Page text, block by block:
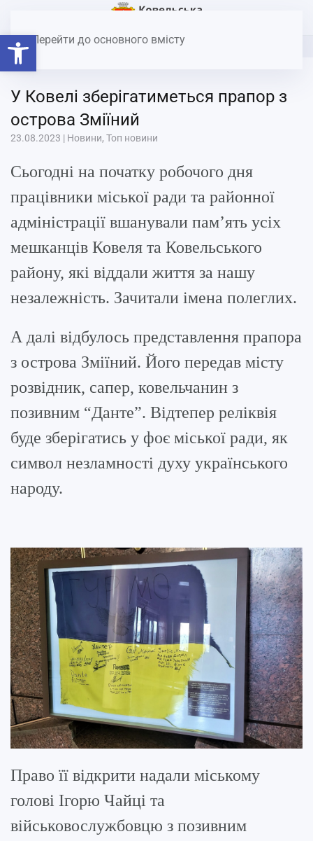
Відкрити Панель інструментів
Перейти до основного вмісту
острова Зміїний
У Ковелі зберігатиметься прапор з
острова Зміїний
23.08.2023 | Новини, Топ новини
Сьогодні на початку робочого дня
працівники міської ради та районної
адміністрації вшанували пам’ять усіх
мешканців Ковеля та Ковельського
району, які віддали життя за нашу
незалежність. Зачитали імена полеглих.
А далі відбулось представлення прапора
з острова Зміїний. Його передав місту
розвідник, сапер, ковельчанин з
позивним “Данте”. Відтепер реліквія
буде зберігатись у фоє міської ради, як
символ незламності духу українського
народу.
Право її відкрити надали міському
голові Ігорю Чайці та
військовослужбовцю з позивним